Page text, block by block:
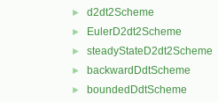
► d2dt2Scheme
► EulerD2dt2Scheme
► steadyStateD2dt2Scheme
► backwardDdtScheme
► boundedDdtScheme